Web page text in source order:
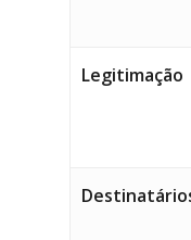
Legitimação